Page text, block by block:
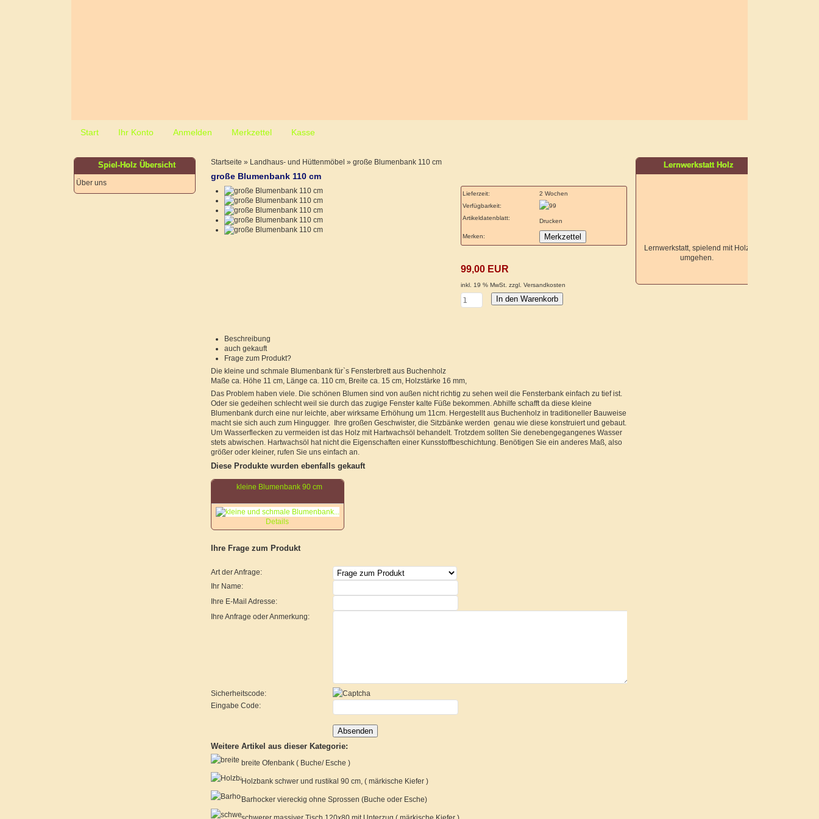
Startseite » Landhaus- und Hüttenmöbel » große Blumenbank 110 cm
große Blumenbank 110 cm
Lieferzeit:
2 Wochen
Verfügbarkeit:
Artikeldatenblatt:
Drucken
Merken:
99,00 EUR
inkl. 19 % MwSt. zzgl. Versandkosten
Beschreibung
auch gekauft
Frage zum Produkt?
Die kleine und schmale Blumenbank für`s Fensterbrett aus Buchenholz
Maße ca. Höhe 11 cm, Länge ca. 110 cm, Breite ca. 15 cm, Holzstärke 16 mm,
Das Problem haben viele. Die schönen Blumen sind von außen nicht richtig zu sehen weil die Fensterbank einfach zu tief ist.
Oder sie gedeihen schlecht weil sie durch das zugige Fenster kalte Füße bekommen. Abhilfe schafft da diese kleine
Blumenbank durch eine nur leichte, aber wirksame Erhöhung um 11cm. Hergestellt aus Buchenholz in traditioneller Bauweise
macht sie sich auch zum Hingugger. Ihre großen Geschwister, die Sitzbänke werden genau wie diese konstruiert und gebaut.
Um Wasserflecken zu vermeiden ist das Holz mit Hartwachsöl behandelt. Trotzdem sollten Sie denebengegangenes Wasser
stets abwischen. Hartwachsöl hat nicht die Eigenschaften einer Kunsstoffbeschichtung. Benötigen Sie ein anderes Maß, also
größer oder kleiner, rufen Sie uns einfach an.
Diese Produkte wurden ebenfalls gekauft
kleine Blumenbank 90 cm
Details
Ihre Frage zum Produkt
Art der Anfrage:
Ihr Name:
Ihre E-Mail Adresse:
Ihre Anfrage oder Anmerkung:
Sicherheitscode:
Eingabe Code:
Weitere Artikel aus dieser Kategorie:
breite Ofenbank ( Buche/ Esche )
Holzbank schwer und rustikal 90 cm, ( märkische Kiefer )
Barhocker viereckig ohne Sprossen (Buche oder Esche)
Spiel-Holz Übersicht
Über uns
Lernwerkstatt Holz
Lernwerkstatt, spielend mit Holz
umgehen.
Start Ihr Konto Anmelden Merkzettel Kasse